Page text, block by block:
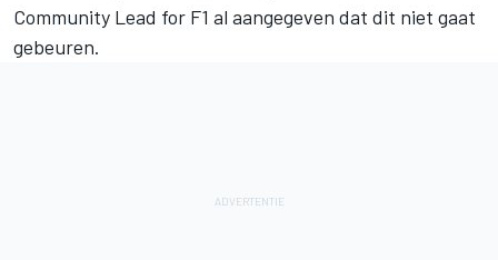
Community Lead for F1 al aangegeven dat dit niet gaat
gebeuren.